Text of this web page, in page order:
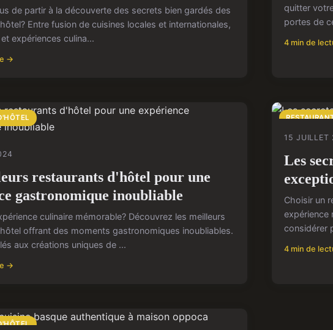
de partir à la découverte des secrets bien gardés des
Entre fusion de cuisines locales et internationales,
expériences culina...
→
quitter
portes de
4 min de
restaurants d'hôtel pour une
gastronomique inoubliable
culinaire mémorable? Découvrez les meilleurs
offrant des moments gastronomiques inoubliables.
aux créations uniques de ...
→
15 JUILLET
Les
Choisir un
expérience
considérer
4 min de